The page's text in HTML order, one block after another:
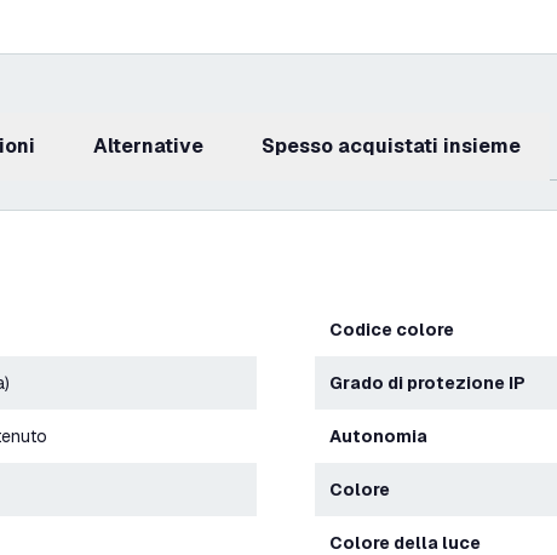
Alternative Spesso acquistati insieme
Codice colore
Grado di protezione IP
Autonomia
Colore
Colore della luce